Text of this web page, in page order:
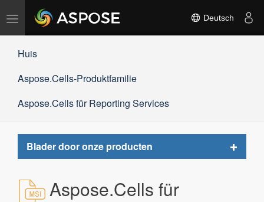
Navigation
umschalten
Deutsch
Huis
Aspose.Cells-Produktfamilie
Aspose.Cells für Reporting Services
Blader door onze producten
Toggle
Aspose.Cells für